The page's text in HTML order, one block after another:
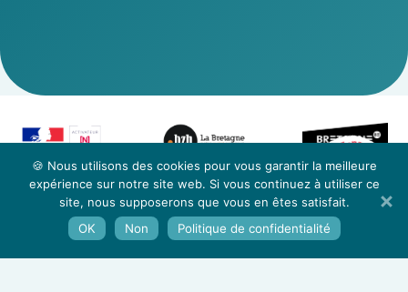
C
o
o
n
n
ta
c
t
ez
z
-
-
n
n
o
u
s
🍪 Nous utilisons des cookies pour vous garantir la meilleure
expérience sur notre site web. Si vous continuez à utiliser ce
site, nous supposerons que vous en êtes satisfait.
OK
Non Politique de confidentialité